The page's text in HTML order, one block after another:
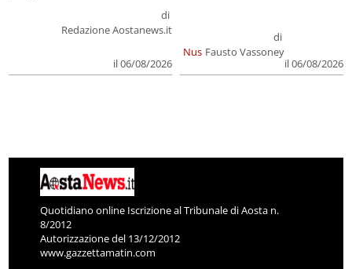
di
Redazione Aostanews.it
il 06/08/2026
Nus
di
Fausto Vassoney
il 06/08/2026
Quotidiano online Iscrizione al Tribunale di Aosta n.
8/2012
Autorizzazione del 13/12/2012
www.gazzettamatin.com